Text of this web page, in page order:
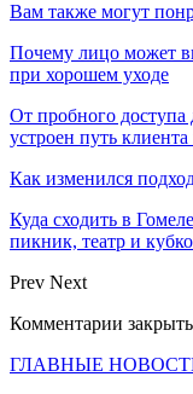
Вам также могут
Почему лицо может
при хорошем уходе
От пробного доступа
устроен путь
Как изменился
Куда сходить в
пикник, театр и
Prev Next
Комментарии
ГЛАВНЫЕ